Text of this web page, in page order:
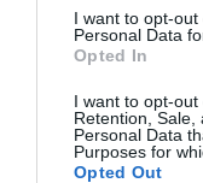
I want to opt-
Personal Data
Opted In
I want to opt-out
Retention, Sale,
Personal Data
Purposes for
Opted Out